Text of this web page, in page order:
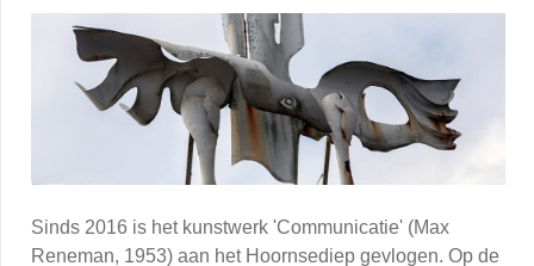
Sinds 2016 is het kunstwerk 'Communicatie' (Max
Reneman, 1953) aan het Hoornsediep gevlogen. Op de